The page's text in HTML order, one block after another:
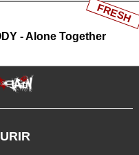
- Alone Together
FRESH